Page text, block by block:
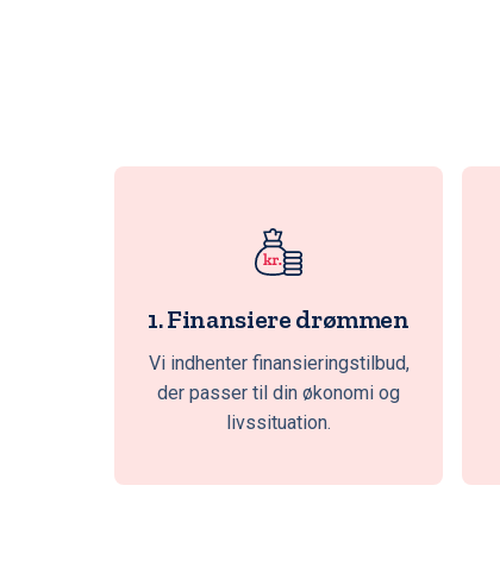
1. Finansiere drømmen
Vi indhenter finansieringstilbud,
der passer til din økonomi og
livssituation.